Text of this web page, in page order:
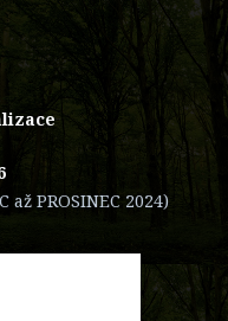
PROSINEC 2024)